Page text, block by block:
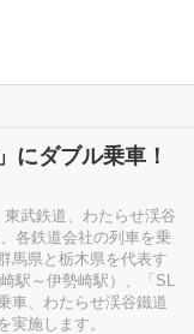
にダブル乗車！
武鉄道、わたらせ渓谷
各鉄道会社の列車を乗
馬県と栃木県を代表す
駅～伊勢崎駅）、「SL
車、わたらせ渓谷鐵道
実施します。